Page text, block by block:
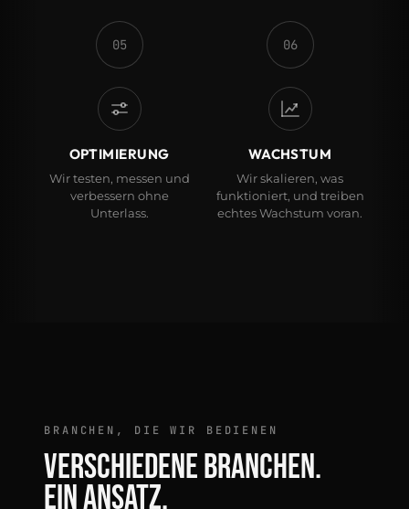
05
OPTIMIERUNG
Wir testen, messen und
verbessern ohne
Unterlass.
06
WACHSTUM
Wir skalieren, was
funktioniert, und treiben
echtes Wachstum voran.
BRANCHEN, DIE WIR BEDIENEN
VERSCHIEDENE BRANCHEN.
EIN ANSATZ.